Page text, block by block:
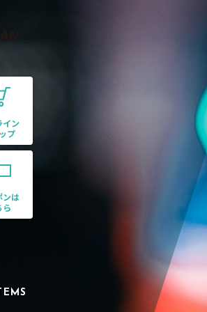
イン
プ
ンは
ら